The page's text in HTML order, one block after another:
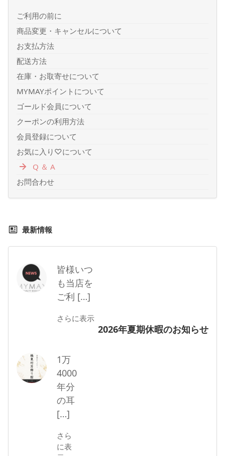
ご利用の前に
商品変更・キャンセルについて
お支払方法
配送方法
在庫・お取寄せについて
MYMAYポイントについて
ゴールド会員について
クーポンの利用方法
会員登録について
お気に入り♡について
Q ＆ A
お問合わせ
最新情報
2026年夏期休暇のお知らせ
皆様いつ
も当店を
ご利 […]
さらに表示
1万
4000
年分
の耳
[…]
さら
に表